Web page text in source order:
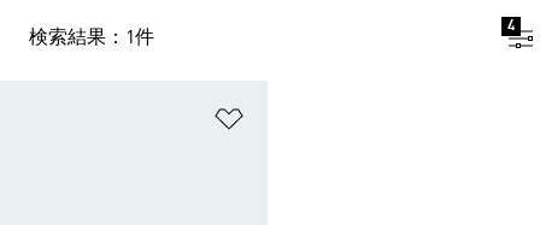
検索結果：1件
4